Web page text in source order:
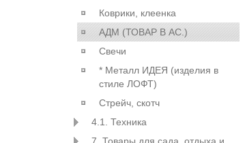
Коврики, клеенка
АДМ (ТОВАР В АС.)
Свечи
* Металл ИДЕЯ (изделия в
стиле ЛОФТ)
Стрейч, скотч
4.1. Техника